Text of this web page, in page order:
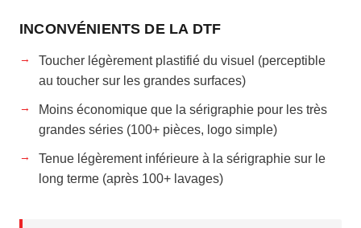
INCONVÉNIENTS DE LA DTF
Toucher légèrement plastifié du visuel (perceptible
au toucher sur les grandes surfaces)
Moins économique que la sérigraphie pour les très
grandes séries (100+ pièces, logo simple)
Tenue légèrement inférieure à la sérigraphie sur le
long terme (après 100+ lavages)